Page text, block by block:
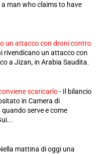
man who claims to have
un attacco con droni contro
rivendicano un attacco con
a Jizan, in Arabia Saudita.
scaricarlo- Il bilancio
in Camera di
serve e come
mattina di oggi una